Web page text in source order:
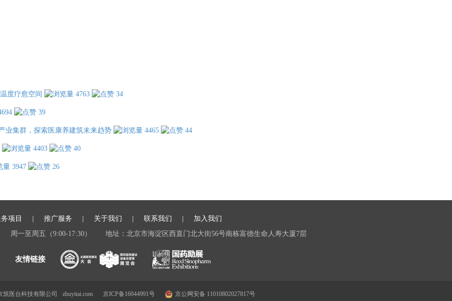
度疗愈空间 4763 34
39
业集群，探索医康养建筑未来趋势 4465 44
4403 40
3947 26
项目 推广服务 关于我们 联系我们
加入我们
周一至周五（9:00-17:30）
地址：北京市海淀区西直门北大街56号南栋富德生命人寿大厦7层
医台科技有限公司 zhuyitai.com 京ICP备16044991号 京公网安备 11010802027817号